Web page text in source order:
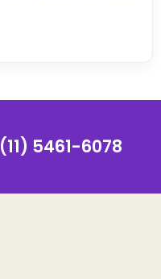
(11) 5461-6078